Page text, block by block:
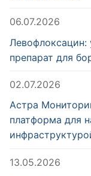
06.07.2026
Левофлоксацин:
препарат для
02.07.2026
Астра
платформа для
13.05.2026